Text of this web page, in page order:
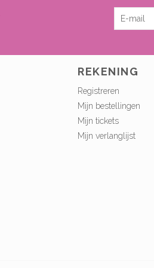
REKENING
Registreren
Mijn bestellingen
Mijn tickets
Mijn verlanglijst